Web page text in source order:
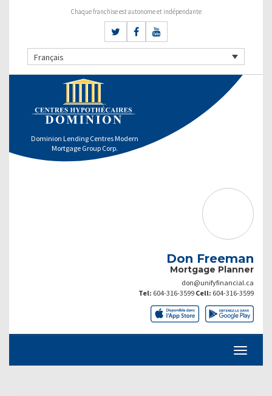
Chaque franchise est autonome et indépendante
Français
Dominion Lending Centres Modern
Mortgage Group Corp.
Don Freeman
Mortgage Planner
don@unifyfinancial.ca
Tel: 604-316-3599 Cell: 604-316-3599